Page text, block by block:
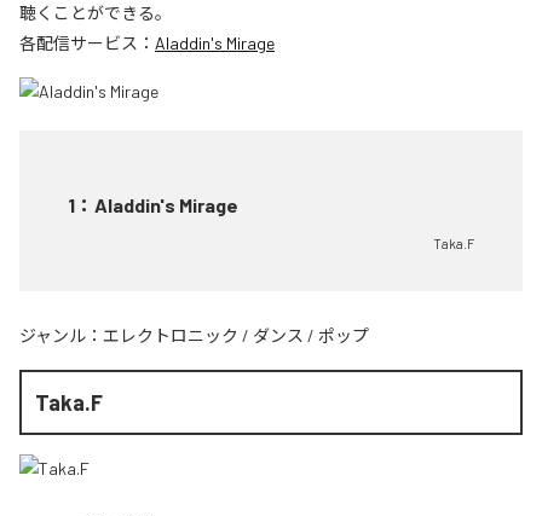
聴くことができる。
各配信サービス： Aladdin's Mirage
1 ： Aladdin's Mirage
Taka.F
ジャンル： エレクトロニック / ダンス / ポップ
Taka.F